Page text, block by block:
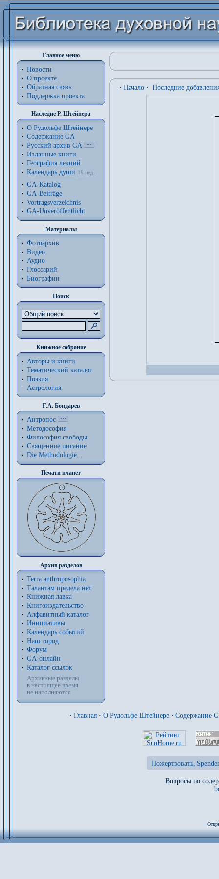
Главное меню
Новости
О проекте
Обратная связь
Поддержка проекта
Наследие Р. Штейнера
О Рудольфе Штейнере
Содержание GA
Русский архив GA
Изданные книги
География лекций
Календарь души
19 нед.
GA-Katalog
GA-Beiträge
Vortragsverzeichnis
GA-Unveröffentlicht
Материалы
Фотоархив
Видео
Аудио
Глоссарий
Биографии
Поиск
Книжное собрание
Авторы и книги
Тематический каталог
Поэзия
Астрология
Г.А. Бондарев
Антропос
Методософия
Философия cвободы
Священное писание
Die Methodologie...
Печати планет
Архив разделов
Terra anthroposophia
Талантам предела нет
Книжная лавка
Книгоиздательство
Алфавитный каталог
Инициативы
Календарь событий
Наш город
Форум
GA-онлайн
Каталог ссылок
Архивные разделы
в настоящее время
не наполняются
· Начало · Последние
· Главная · О Рудольфе Штейнере · Содержание
Пожертвовать,
Вопросы по